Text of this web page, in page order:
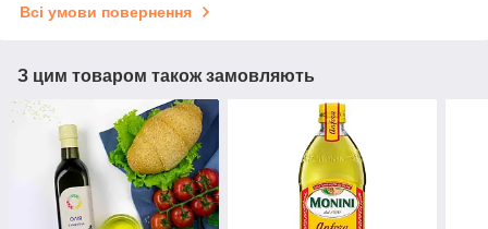
Всі умови повернення
З цим товаром також замовляють